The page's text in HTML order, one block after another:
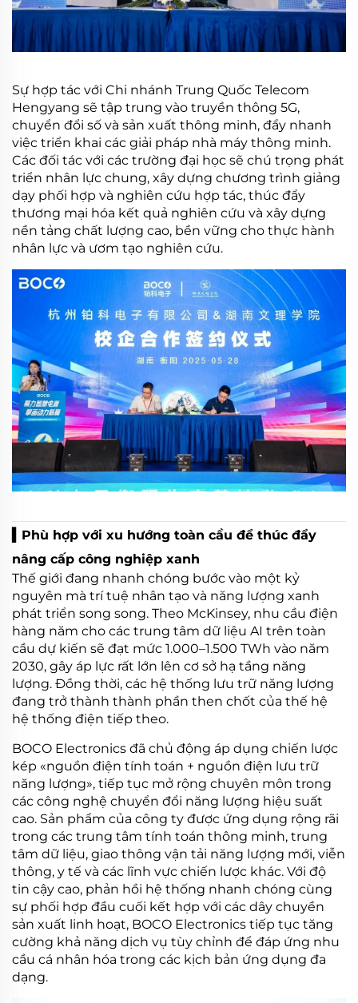
Sự hợp tác với Chi nhánh Trung Quốc Telecom
Hengyang sẽ tập trung vào truyền thông 5G,
chuyển đổi số và sản xuất thông minh, đẩy nhanh
việc triển khai các giải pháp nhà máy thông minh.
Các đối tác với các trường đại học sẽ chú trọng phát
triển nhân lực chung, xây dựng chương trình giảng
dạy phối hợp và nghiên cứu hợp tác, thúc đẩy
thương mại hóa kết quả nghiên cứu và xây dựng
nền tảng chất lượng cao, bền vững cho thực hành
nhân lực và ươm tạo nghiên cứu.
▍Phù hợp với xu hướng toàn cầu để thúc đẩy
nâng cấp công nghiệp xanh
Thế giới đang nhanh chóng bước vào một kỷ
nguyên mà trí tuệ nhân tạo và năng lượng xanh
phát triển song song. Theo McKinsey, nhu cầu điện
hàng năm cho các trung tâm dữ liệu AI trên toàn
cầu dự kiến sẽ đạt mức 1.000–1.500 TWh vào năm
2030, gây áp lực rất lớn lên cơ sở hạ tầng năng
lượng. Đồng thời, các hệ thống lưu trữ năng lượng
đang trở thành thành phần then chốt của thế hệ
hệ thống điện tiếp theo.
BOCO Electronics đã chủ động áp dụng chiến lược
kép «nguồn điện tính toán + nguồn điện lưu trữ
năng lượng», tiếp tục mở rộng chuyên môn trong
các công nghệ chuyển đổi năng lượng hiệu suất
cao. Sản phẩm của công ty được ứng dụng rộng rãi
trong các trung tâm tính toán thông minh, trung
tâm dữ liệu, giao thông vận tải năng lượng mới, viễn
thông, y tế và các lĩnh vực chiến lược khác. Với độ
tin cậy cao, phản hồi hệ thống nhanh chóng cùng
sự phối hợp đầu cuối kết hợp với các dây chuyền
sản xuất linh hoạt, BOCO Electronics tiếp tục tăng
cường khả năng dịch vụ tùy chỉnh để đáp ứng nhu
cầu cá nhân hóa trong các kịch bản ứng dụng đa
dạng.